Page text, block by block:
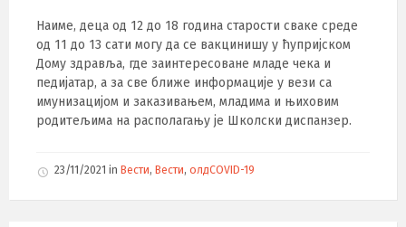
Наиме, деца од 12 до 18 година старости сваке среде
од 11 до 13 сати могу да се вакцинишу у ћупријском
Дому здравља, где заинтересоване младе чека и
педијатар, а за све ближе информације у вези са
имунизацијом и заказивањем, младима и њиховим
родитељима на располагању је Школски диспанзер.
23/11/2021 in Вести, Вести, олдCOVID-19